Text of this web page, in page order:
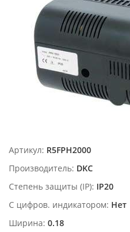
Артикул: R5FPH2000
Производитель: DKC
Степень защиты (IP): IP20
С цифров. индикатором: Нет
Ширина: 0.18